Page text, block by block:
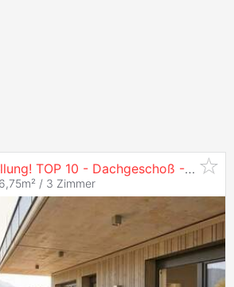
Kurz vor Fertigstellung! TOP 10 - Dachgeschoß - Hochwertige 3-Zimmer-NEUBAUWOHNUNG
/ 3 Zimmer